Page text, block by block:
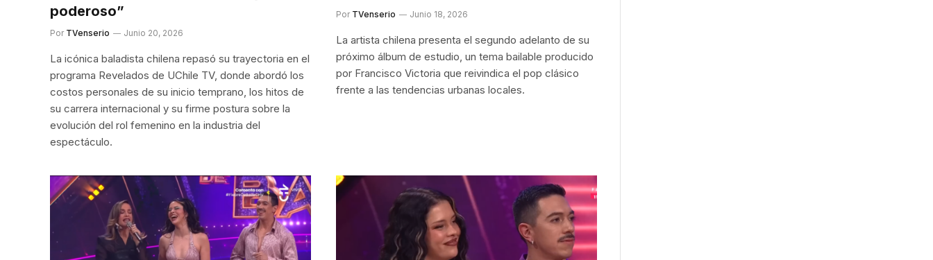
poderoso”
Por TVenserio Junio 20, 2026
La icónica baladista chilena repasó su trayectoria en el
programa Revelados de UChile TV, donde abordó los
costos personales de su inicio temprano, los hitos de
su carrera internacional y su firme postura sobre la
evolución del rol femenino en la industria del
espectáculo.
Por TVenserio Junio 18, 2026
La artista chilena presenta el segundo adelanto de su
próximo álbum de estudio, un tema bailable producido
por Francisco Victoria que reivindica el pop clásico
frente a las tendencias urbanas locales.